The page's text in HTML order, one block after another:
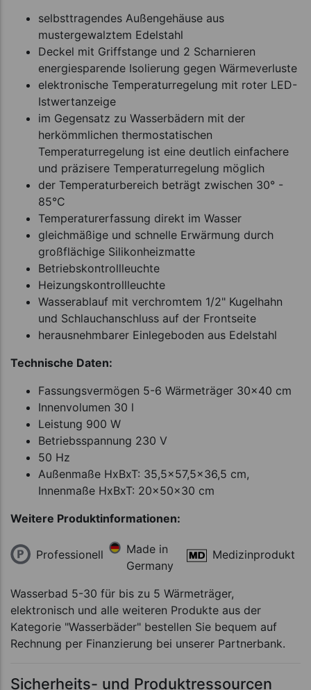
selbsttragendes Außengehäuse aus
mustergewalztem Edelstahl
Deckel mit Griffstange und 2 Scharnieren
energiesparende Isolierung gegen Wärmeverluste
elektronische Temperaturregelung mit roter LED-
Istwertanzeige
im Gegensatz zu Wasserbädern mit der
herkömmlichen thermostatischen
Temperaturregelung ist eine deutlich einfachere
und präzisere Temperaturregelung möglich
der Temperaturbereich beträgt zwischen 30° -
85°C
Temperaturerfassung direkt im Wasser
gleichmäßige und schnelle Erwärmung durch
großflächige Silikonheizmatte
Betriebskontrollleuchte
Heizungskontrollleuchte
Wasserablauf mit verchromtem 1/2" Kugelhahn
und Schlauchanschluss auf der Frontseite
herausnehmbarer Einlegeboden aus Edelstahl
Technische Daten:
Fassungsvermögen 5-6 Wärmeträger 30x40 cm
Innenvolumen 30 l
Leistung 900 W
Betriebsspannung 230 V
50 Hz
Außenmaße HxBxT: 35,5x57,5x36,5 cm,
Innenmaße HxBxT: 20x50x30 cm
Weitere Produktinformationen:
Professionell
Made in
Germany
Medizinprodukt
Wasserbad 5-30 für bis zu 5 Wärmeträger,
elektronisch und alle weiteren Produkte aus der
Kategorie "Wasserbäder" bestellen Sie bequem auf
Rechnung per Finanzierung bei unserer Partnerbank.
Sicherheits- und Produktressourcen